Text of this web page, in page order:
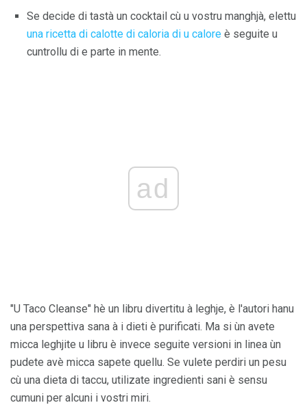
Se decide di tastà un cocktail cù u vostru manghjà, elettu
una ricetta di calotte di caloria di u calore è seguite u
cuntrollu di e parte in mente.
ad
"U Taco Cleanse" hè un libru divertitu à leghje, è l'autori hanu
una perspettiva sana à i dieti è purificati. Ma si ùn avete
micca leghjite u libru è invece seguite versioni in linea ùn
pudete avè micca sapete quellu. Se vulete perdiri un pesu
cù una dieta di taccu, utilizate ingredienti sani è sensu
cumuni per alcuni i vostri miri.